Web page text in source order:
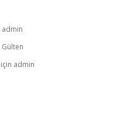
admin
Gülten
için admin